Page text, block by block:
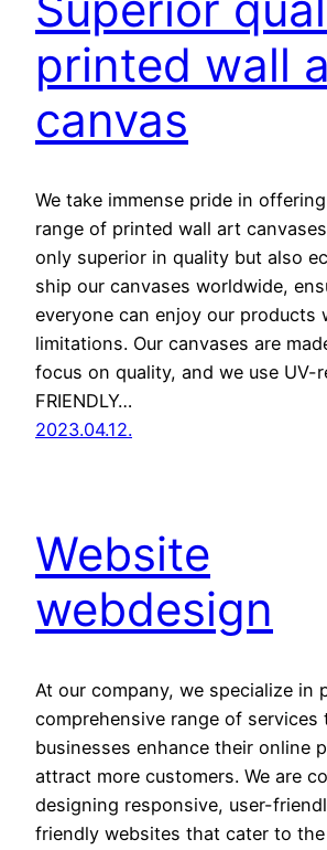
printed wall
canvas
We take immense pride in
range of printed wall art
only superior in quality but also
ship our canvases worldwide,
everyone can enjoy our products
limitations. Our canvases are
focus on quality, and we use UV-
FRIENDLY…
2023.04.12.
Website
webdesign
At our company, we specialize in
comprehensive range of services
businesses enhance their online
attract more customers. We are
designing responsive, user-
friendly websites that cater to the